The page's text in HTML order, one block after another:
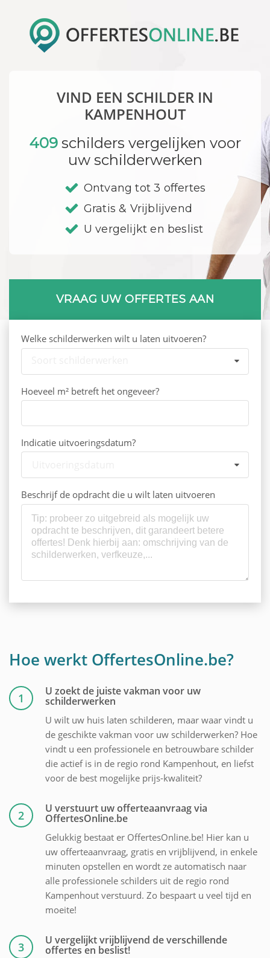
VIND EEN SCHILDER IN
KAMPENHOUT
409schilders vergelijken voor
uw schilderwerken
Ontvang tot 3 offertes
Gratis & Vrijblijvend
U vergelijkt en beslist
VRAAG UW OFFERTES AAN
Welke schilderwerken wilt u laten uitvoeren?
Hoeveel m² betreft het ongeveer?
Indicatie uitvoeringsdatum?
Beschrijf de opdracht die u wilt laten uitvoeren
Hoe werkt OffertesOnline.be?
1 U zoekt de juiste vakman voor uw
schilderwerken
U wilt uw huis laten schilderen, maar waar vindt u
de geschikte vakman voor uw schilderwerken? Hoe
vindt u een professionele en betrouwbare schilder
die actief is in de regio rond Kampenhout, en liefst
voor de best mogelijke prijs-kwaliteit?
2 U verstuurt uw offerteaanvraag via
OffertesOnline.be
Gelukkig bestaat er OffertesOnline.be! Hier kan u
uw offerteaanvraag, gratis en vrijblijvend, in enkele
minuten opstellen en wordt ze automatisch naar
alle professionele schilders uit de regio rond
Kampenhout verstuurd. Zo bespaart u veel tijd en
moeite!
3 U vergelijkt vrijblijvend de verschillende
offertes en beslist!